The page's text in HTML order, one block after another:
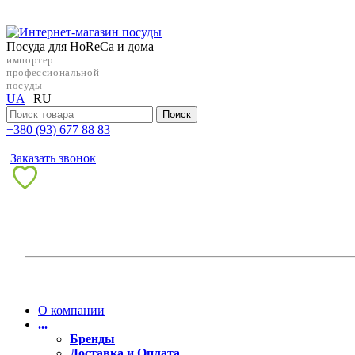
Посуда для HoReCa и дома
импортер
профессиональной
посуды
UA | RU
Поиск
+38‎0 (93) 677 88 83
Заказать звонок
О компании
...
Бренды